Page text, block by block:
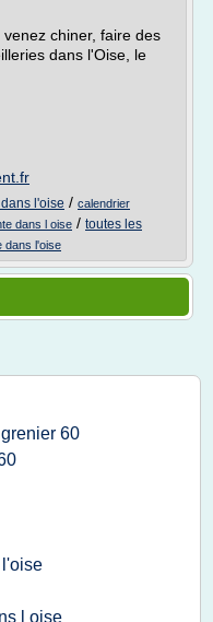
chiner, faire des
dans l'Oise, le
l'oise / calendrier
dans l oise / toutes les
dans l'oise
60
l'oise
l oise